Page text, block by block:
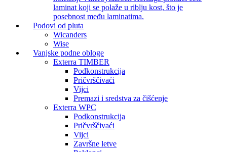
laminat koji se polaže u riblju kost, što je
posebnost među laminatima.
Podovi od pluta
Wicanders
Wise
Vanjske podne obloge
Exterra TIMBER
Podkonstrukcija
Pričvrščivaći
Vijci
Premazi i sredstva za čišćenje
Exterra WPC
Podkonstrukcija
Pričvrščivaći
Vijci
Završne letve